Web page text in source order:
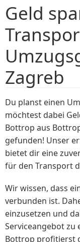
Geld
Zagreb
Du planst einen
möchtest dabei
Bottrop aus
gefunden! Unser
bietet dir eine
für den Transport
Wir wissen, dass
verbunden ist.
einzusetzen und
Serviceangebot zu
Bottrop profitierst